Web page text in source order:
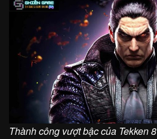
Thành công vượt bậc của Tekken 8